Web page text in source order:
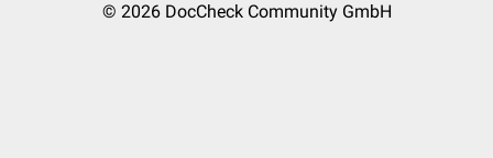
© 2026 DocCheck Community GmbH